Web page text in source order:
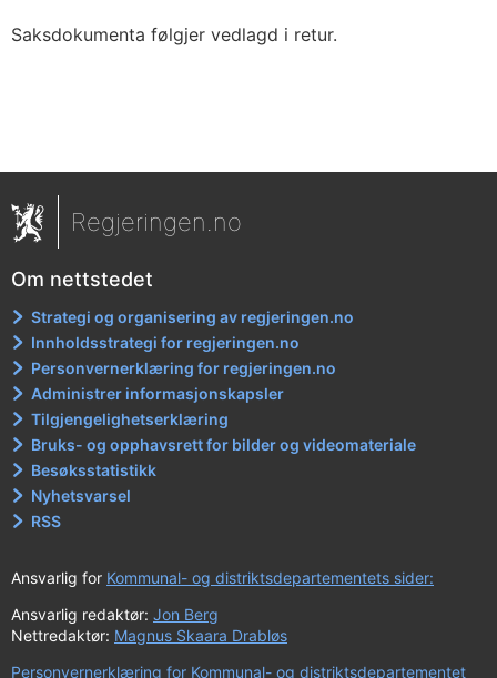
Saksdokumenta følgjer vedlagd i retur.
Regjeringen.no
Om nettstedet
Strategi og organisering av regjeringen.no
Innholdsstrategi for regjeringen.no
Personvernerklæring for regjeringen.no
Administrer informasjonskapsler
Tilgjengelighetserklæring
Bruks- og opphavsrett for bilder og videomateriale
Besøksstatistikk
Nyhetsvarsel
RSS
Ansvarlig for Kommunal- og distriktsdepartementets sider:
Ansvarlig redaktør: Jon Berg
Nettredaktør: Magnus Skaara Drabløs
Personvernerklæring for Kommunal- og distriktsdepartementet